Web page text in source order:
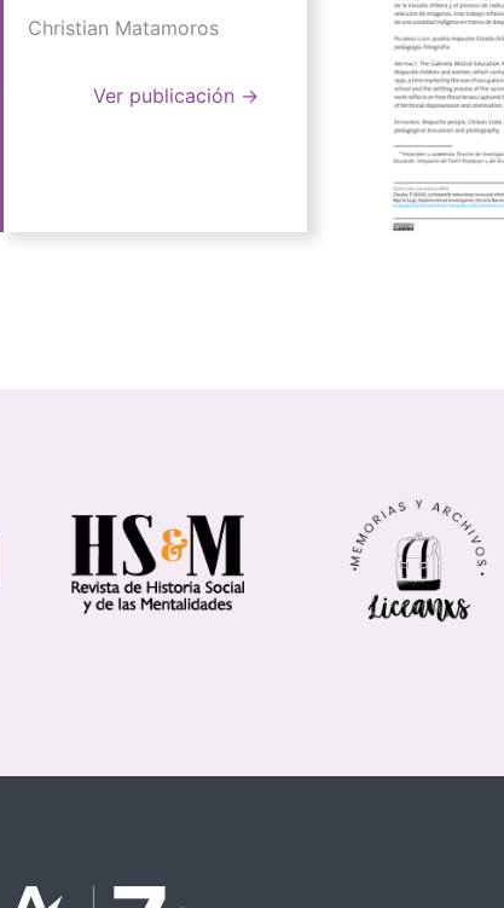
Christian Matamoros
Ver publicación →